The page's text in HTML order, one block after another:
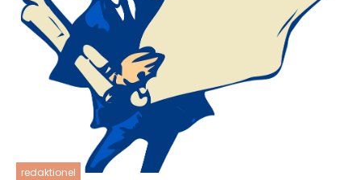
redaktionel